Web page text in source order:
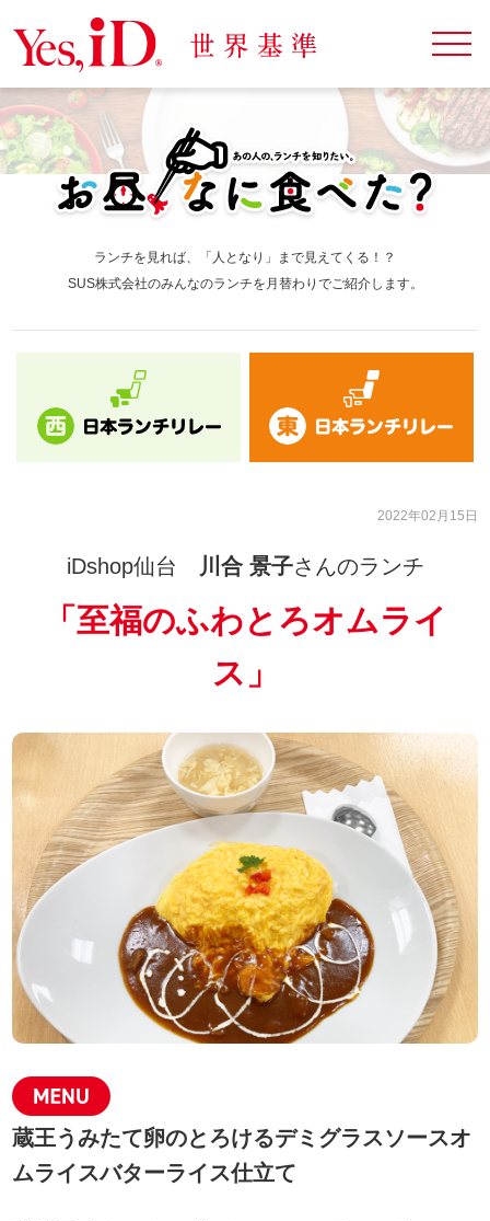
ランチを見れば、「人となり」まで見えてくる！？
SUS株式会社のみんなのランチを月替わりでご紹介します。
2022年02月15日
iDshop仙台 川合 景子さんのランチ
「 至福のふわとろオムライ
ス 」
蔵王うみたて卵のとろけるデミグラスソースオ
ムライスバターライス仕立て